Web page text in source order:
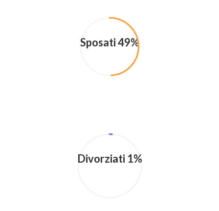
Sposati 49%
Divorziati 1%